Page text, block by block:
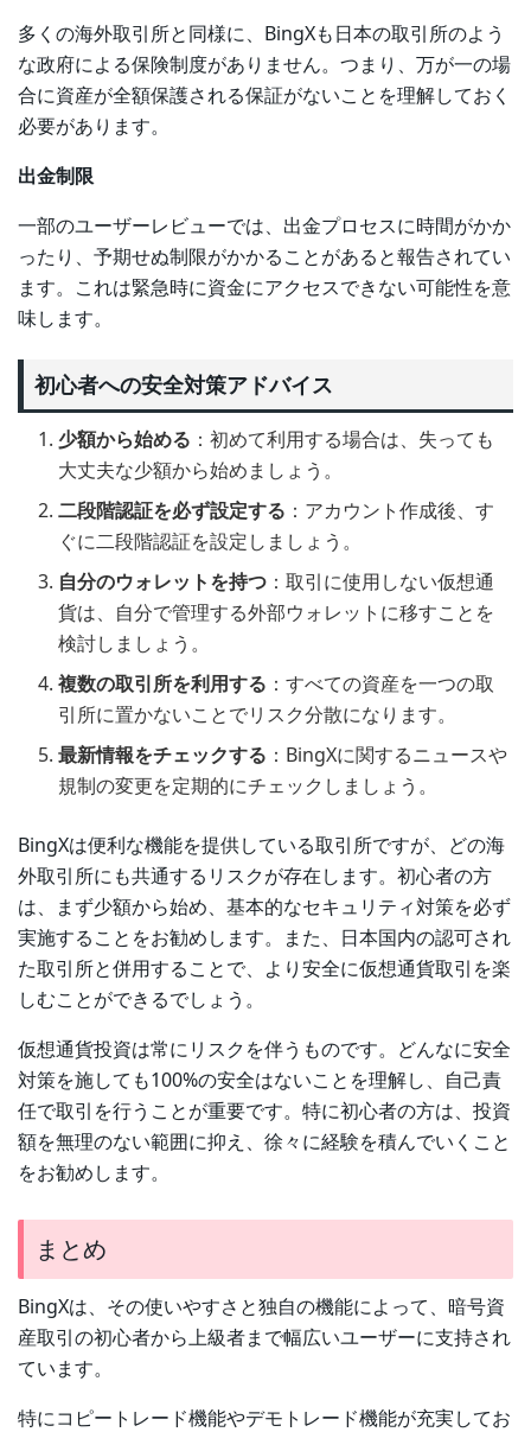
多くの海外取引所と同様に、BingXも日本の取引所のよう
な政府による保険制度がありません。つまり、万が一の場
合に資産が全額保護される保証がないことを理解しておく
必要があります。
出金制限
一部のユーザーレビューでは、出金プロセスに時間がかか
ったり、予期せぬ制限がかかることがあると報告されてい
ます。これは緊急時に資金にアクセスできない可能性を意
味します。
初心者への安全対策アドバイス
少額から始める ：初めて利用する場合は、失っても
大丈夫な少額から始めましょう。
二段階認証を必ず設定する ：アカウント作成後、す
ぐに二段階認証を設定しましょう。
自分のウォレットを持つ ：取引に使用しない仮想通
貨は、自分で管理する外部ウォレットに移すことを
検討しましょう。
複数の取引所を利用する ：すべての資産を一つの取
引所に置かないことでリスク分散になります。
最新情報をチェックする ：BingXに関するニュースや
規制の変更を定期的にチェックしましょう。
BingXは便利な機能を提供している取引所ですが、どの海
外取引所にも共通するリスクが存在します。初心者の方
は、まず少額から始め、基本的なセキュリティ対策を必ず
実施することをお勧めします。また、日本国内の認可され
た取引所と併用することで、より安全に仮想通貨取引を楽
しむことができるでしょう。
仮想通貨投資は常にリスクを伴うものです。どんなに安全
対策を施しても100%の安全はないことを理解し、自己責
任で取引を行うことが重要です。特に初心者の方は、投資
額を無理のない範囲に抑え、徐々に経験を積んでいくこと
をお勧めします。
まとめ
BingXは、その使いやすさと独自の機能によって、暗号資
産取引の初心者から上級者まで幅広いユーザーに支持され
ています。
特にコピートレード機能やデモトレード機能が充実してお